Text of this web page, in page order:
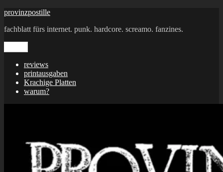
Zum
springen
provinzpostille
fachblatt fürs internet. punk. hardcore. screamo. fanzines.
reviews
printausgaben
Krachige Platten
warum?